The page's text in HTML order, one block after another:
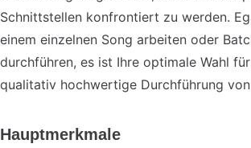
Schnittstellen konfrontiert zu werden.
einem einzelnen Song arbeiten oder
durchführen, es ist Ihre optimale Wahl
qualitativ hochwertige Durchführung
Hauptmerkmale